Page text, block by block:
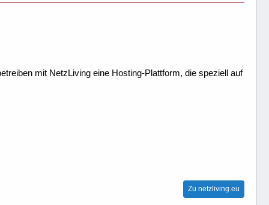
mit NetzLiving eine Hosting-Plattform, die speziell auf
Zu netzliving.eu